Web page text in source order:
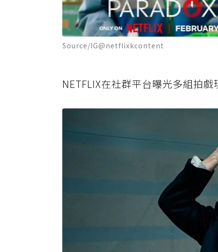
Source/IG@netflixkcontent
NETFLIX在社群平台曝光多組拍